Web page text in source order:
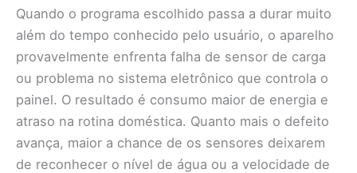
Quando o programa escolhido passa a durar muito
além do tempo conhecido pelo usuário, o aparelho
provavelmente enfrenta falha de sensor de carga
ou problema no sistema eletrônico que controla o
painel. O resultado é consumo maior de energia e
atraso na rotina doméstica. Quanto mais o defeito
avança, maior a chance de os sensores deixarem
de reconhecer o nível de água ou a velocidade de